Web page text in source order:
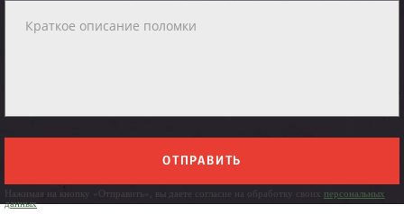
ОТПРАВИТЬ
Нажимая на кнопку «Отправить», вы даете согласие на обработку своих персональных
данных